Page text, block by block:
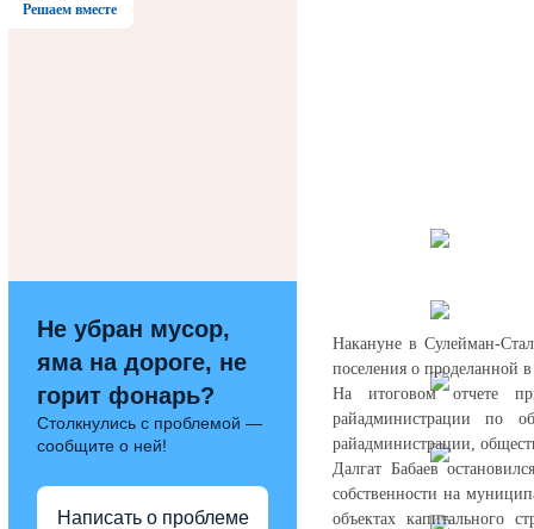
Решаем вместе
Не убран мусор,
яма на дороге, не
горит фонарь?
Столкнулись с проблемой —
сообщите о ней!
Написать о проблеме
Накануне в Сулейман-
поселения о проделанной
На итоговом отчете
райадминистрации по
райадминистрации,
Далгат Бабаев
собственности на
объектах капитального